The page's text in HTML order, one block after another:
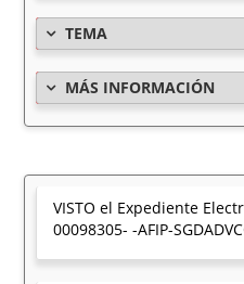
TEMA
MÁS INFORMACIÓN
VISTO el Expediente
00098305- -AFIP-